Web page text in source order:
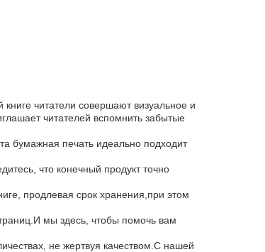
читатели совершают визуальное и
читателей вспомнить забытые
бумажная печать идеально подходит
что конечный продукт точно
продлевая срок хранения,при этом
мы здесь, чтобы помочь вам
не жертвуя качеством.С нашей